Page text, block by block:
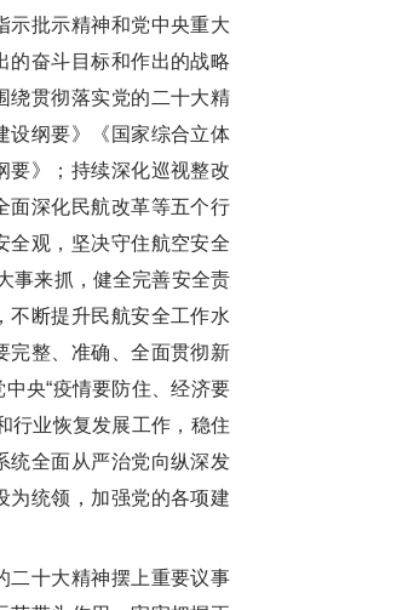
示批示精神和党中央重大
的奋斗目标和作出的战略
绕贯彻落实党的二十大精
设纲要》《国家综合立体
要》；持续深化巡视整改
面深化民航改革等五个行
全观，坚决守住航空安全
事来抓，健全完善安全责
不断提升民航安全工作水
完整、准确、全面贯彻新
央“疫情要防住、经济要
行业恢复发展工作，稳住
统全面从严治党向纵深发
为统领，加强党的各项建
十大精神摆上重要议事